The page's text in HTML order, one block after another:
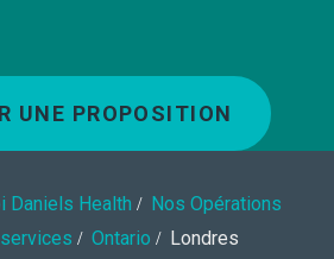
UNE PROPOSITION
Daniels Health
Nos Opérations
Ontario Londres